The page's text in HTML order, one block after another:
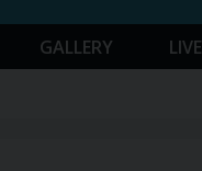
GALLERY LIVE